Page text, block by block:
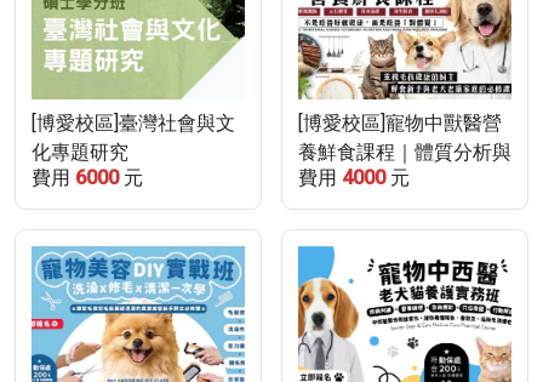
[博愛校區]臺灣社會與文
化專題研究
費用 6000 元
[博愛校區]寵物中獸醫營
養鮮食課程｜體質分析與
個別化膳食調整
(115/12/20)
費用 4000 元